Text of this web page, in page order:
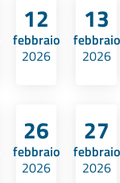
12
febbraio
2026
13
febbraio
2026
26
febbraio
2026
27
febbraio
2026